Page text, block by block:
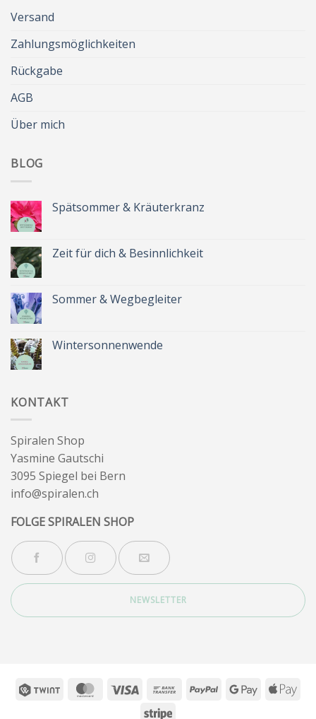
Versand
Zahlungsmöglichkeiten
Rückgabe
AGB
Über mich
BLOG
Spätsommer & Kräuterkranz
Spätsommer
&
Zeit für dich & Besinnlichkeit
Zeit
für
Sommer & Wegbegleiter
Sommer
&
Wintersonnenwende
KONTAKT
Spiralen Shop
Yasmine Gautschi
3095 Spiegel bei Bern
info@spiralen.ch
FOLGE SPIRALEN SHOP
NEWSLETTER
Twint MasterCard
Visa
Bank
PayPal
Google
Stripe